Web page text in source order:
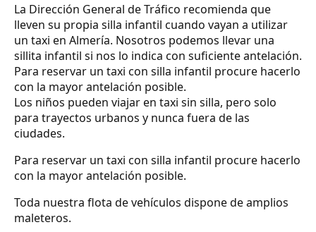
La Dirección General de Tráfico recomienda que
lleven su propia silla infantil cuando vayan a utilizar
un taxi en Almería. Nosotros podemos llevar una
sillita infantil si nos lo indica con suficiente antelación.
Para reservar un taxi con silla infantil procure hacerlo
con la mayor antelación posible.
Los niños pueden viajar en taxi sin silla, pero solo
para trayectos urbanos y nunca fuera de las
ciudades.
Para reservar un taxi con silla infantil procure hacerlo
con la mayor antelación posible.
Toda nuestra flota de vehículos dispone de amplios
maleteros.